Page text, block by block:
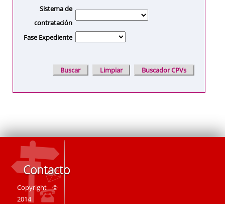
Sistema de
contratación
Fase Expediente
Contacto
Copyright ©
2014